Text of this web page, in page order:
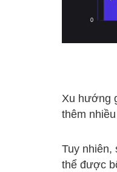
Xu hướng
thêm
Tuy nhiên,
thể được